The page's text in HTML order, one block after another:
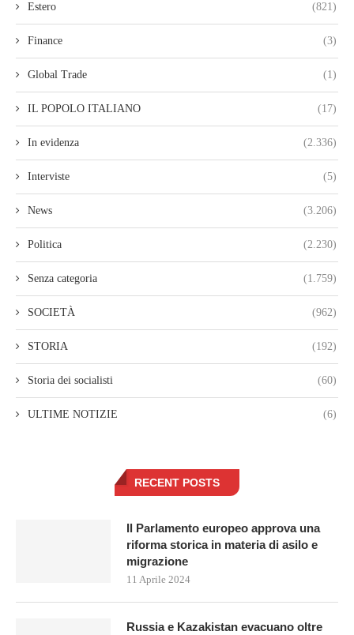
Estero (821)
Finance (3)
Global Trade (1)
IL POPOLO ITALIANO (17)
In evidenza (2.336)
Interviste (5)
News (3.206)
Politica (2.230)
Senza categoria (1.759)
SOCIETÀ (962)
STORIA (192)
Storia dei socialisti (60)
ULTIME NOTIZIE (6)
RECENT POSTS
Il Parlamento europeo approva una
riforma storica in materia di asilo e
migrazione
11 Aprile 2024
Russia e Kazakistan evacuano oltre